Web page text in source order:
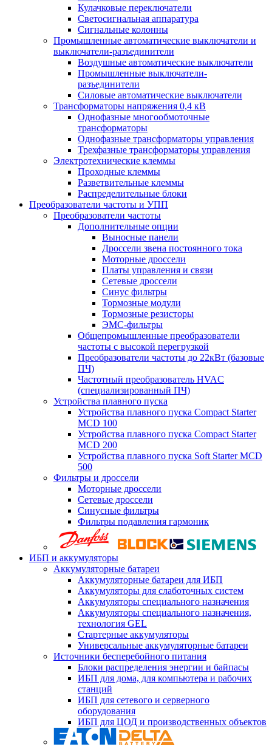
Кулачковые переключатели
Светосигнальная аппаратура
Сигнальные колонны
Промышленные автоматические выключатели и
выключатели-разъединители
Воздушные автоматические выключатели
Промышленные выключатели-
разъединители
Силовые автоматические выключатели
Трансформаторы напряжения 0,4 кВ
Однофазные многообмоточные
трансформаторы
Однофазные трансформаторы управления
Трехфазные трансформаторы управления
Электротехнические клеммы
Проходные клеммы
Разветвительные клеммы
Распределительные блоки
Преобразователи частоты и УПП
Преобразователи частоты
Дополнительные опции
Выносные панели
Дроссели звена постоянного тока
Моторные дроссели
Платы управления и связи
Сетевые дроссели
Синус фильтры
Тормозные модули
Тормозные резисторы
ЭМС-фильтры
Общепромышленные преобразователи
частоты с высокой перегрузкой
Преобразователи частоты до 22кВт (базовые
ПЧ)
Частотный преобразователь HVAC
(специализированный ПЧ)
Устройства плавного пуска
Устройства плавного пуска Compact Starter
MCD 100
Устройства плавного пуска Compact Starter
MCD 200
Устройства плавного пуска Soft Starter MCD
500
Фильтры и дроссели
Моторные дроссели
Сетевые дроссели
Синусные фильтры
Фильтры подавления гармоник
ИБП и аккумуляторы
Аккумуляторные батареи
Аккумуляторные батареи для ИБП
Аккумуляторы для слаботочных систем
Аккумуляторы специального назначения
Аккумуляторы специального назначения,
технология GEL
Стартерные аккумуляторы
Универсальные аккумуляторные батареи
Источники бесперебойного питания
Блоки распределения энергии и байпасы
ИБП для дома, для компьютера и рабочих
станций
ИБП для сетевого и серверного
оборудования
ИБП для ЦОД и производственных объектов